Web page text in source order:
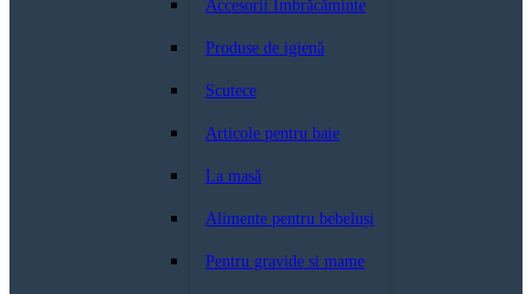
Accesorii Îmbrăcăminte
Produse de igienă
Scutece
Articole pentru baie
La masă
Alimente pentru bebeluși
Pentru gravide si mame